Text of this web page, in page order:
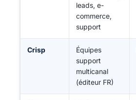
leads, e-
commerce,
support
Crisp
Équipes
support
multicanal
(éditeur FR)